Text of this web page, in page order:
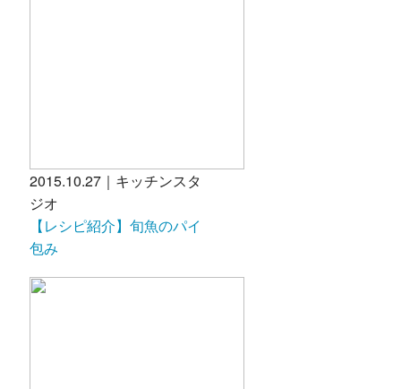
2015.10.27｜キッチンスタ
ジオ
【レシピ紹介】旬魚のパイ
包み